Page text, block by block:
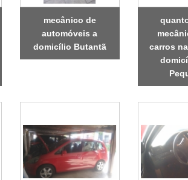
mecânico de
automóveis a
domicílio Butantã
carros